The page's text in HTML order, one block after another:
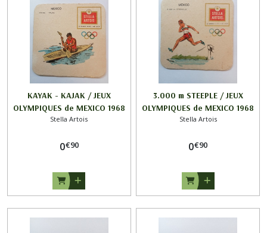
KAYAK - KAJAK / JEUX
OLYMPIQUES de MEXICO 1968
/ STELLA ARTOIS
Stella Artois
0€90
3.000 m STEEPLE / JEUX
OLYMPIQUES de MEXICO 1968
/ STELLA ARTOIS
Stella Artois
0€90